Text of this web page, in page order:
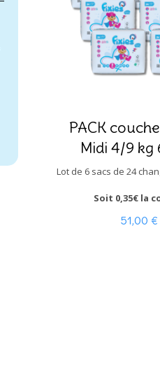
PACK
Midi 4/9 kg
Soit 0,35€ la
Prix
51,00 €